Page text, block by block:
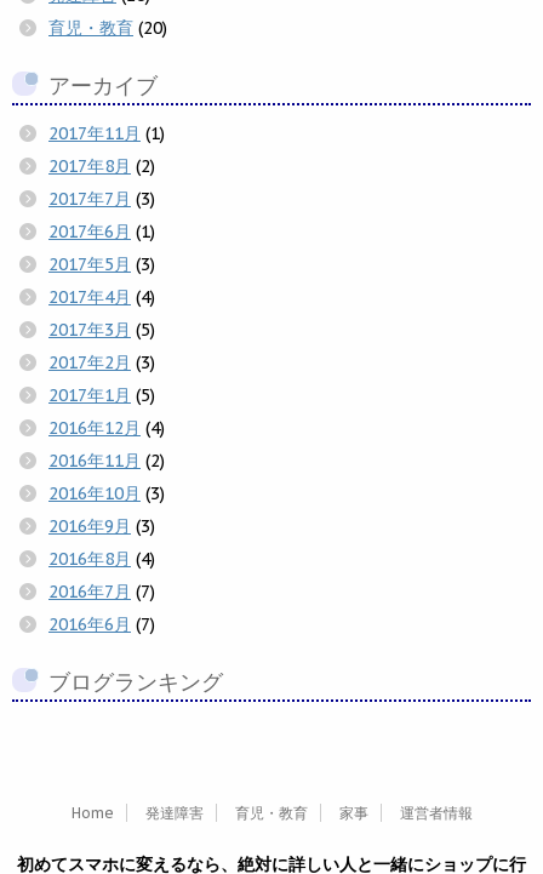
育児・教育 (20)
アーカイブ
2017年11月 (1)
2017年8月 (2)
2017年7月 (3)
2017年6月 (1)
2017年5月 (3)
2017年4月 (4)
2017年3月 (5)
2017年2月 (3)
2017年1月 (5)
2016年12月 (4)
2016年11月 (2)
2016年10月 (3)
2016年9月 (3)
2016年8月 (4)
2016年7月 (7)
2016年6月 (7)
ブログランキング
Home 発達障害 育児・教育 家事 運営者情報
初めてスマホに変えるなら、絶対に詳しい人と一緒にショップに行